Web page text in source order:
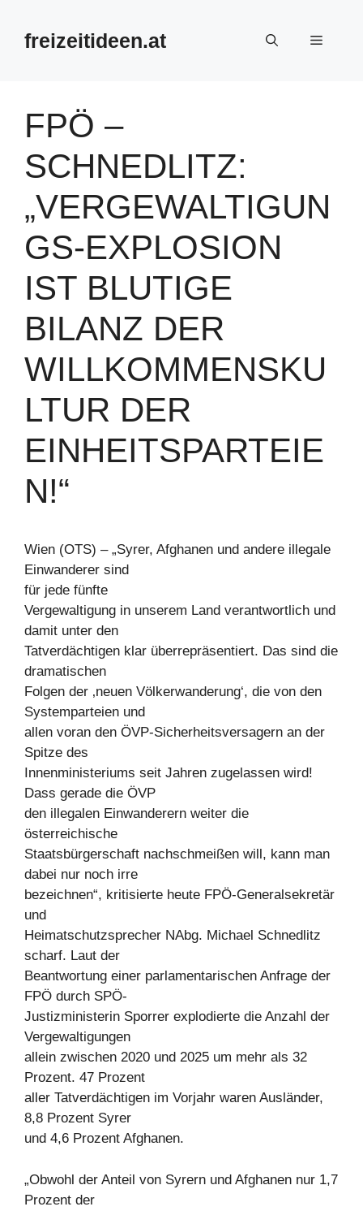
Inhalt
springenfreizeitideen.at Menü
FPÖ –
SCHNEDLITZ:
„VERGEWALTIGUN
GS-EXPLOSION
IST BLUTIGE
BILANZ DER
WILLKOMMENSKU
LTUR DER
EINHEITSPARTEIE
N!“
Wien (OTS) – „Syrer, Afghanen und andere illegale
Einwanderer sind
für jede fünfte
Vergewaltigung in unserem Land verantwortlich und
damit unter den
Tatverdächtigen klar überrepräsentiert. Das sind die
dramatischen
Folgen der ‚neuen Völkerwanderung‘, die von den
Systemparteien und
allen voran den ÖVP-Sicherheitsversagern an der
Spitze des
Innenministeriums seit Jahren zugelassen wird!
Dass gerade die ÖVP
den illegalen Einwanderern weiter die
österreichische
Staatsbürgerschaft nachschmeißen will, kann man
dabei nur noch irre
bezeichnen“, kritisierte heute FPÖ-Generalsekretär
und
Heimatschutzsprecher NAbg. Michael Schnedlitz
scharf. Laut der
Beantwortung einer parlamentarischen Anfrage der
FPÖ durch SPÖ-
Justizministerin Sporrer explodierte die Anzahl der
Vergewaltigungen
allein zwischen 2020 und 2025 um mehr als 32
Prozent. 47 Prozent
aller Tatverdächtigen im Vorjahr waren Ausländer,
8,8 Prozent Syrer
und 4,6 Prozent Afghanen.
„Obwohl der Anteil von Syrern und Afghanen nur 1,7
Prozent der